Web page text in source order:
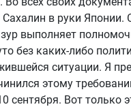
в руки
выполняет
без каких-либо
ситуации. Я
этому
сентября. Вот